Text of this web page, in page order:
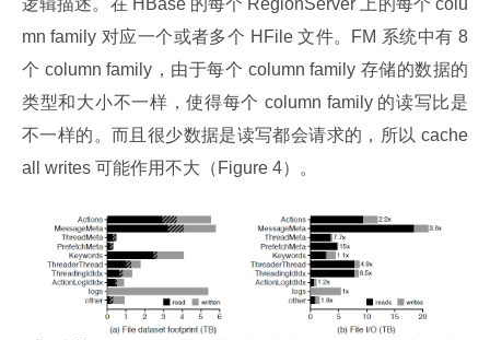
逻辑描述。在 HBase 的每个 RegionServer 上的每个 colu
mn family 对应一个或者多个 HFile 文件。FM 系统中有 8
个 column family，由于每个 column family 存储的数据的
类型和大小不一样，使得每个 column family 的读写比是
不一样的。而且很少数据是读写都会请求的，所以 cache
all writes 可能作用不大（Figure 4）。